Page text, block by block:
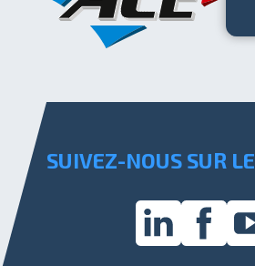
SUIVEZ-NOUS SUR